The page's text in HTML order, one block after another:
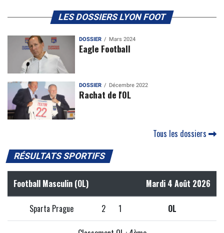
LES DOSSIERS LYON FOOT
DOSSIER Mars 2024
Eagle Football
DOSSIER Décembre 2022
Rachat de l'OL
Tous les dossiers
RÉSULTATS SPORTIFS
Football Masculin (OL) Mardi 4 Août 2026
Sparta Prague 2 1 OL